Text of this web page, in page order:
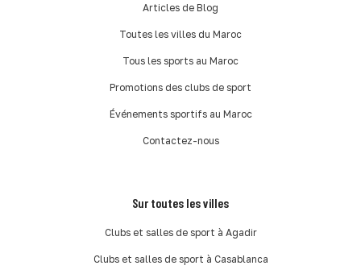
Articles de Blog
Toutes les villes du Maroc
Tous les sports au Maroc
Promotions des clubs de sport
Événements sportifs au Maroc
Contactez-nous
Sur toutes les villes
Clubs et salles de sport à Agadir
Clubs et salles de sport à Casablanca